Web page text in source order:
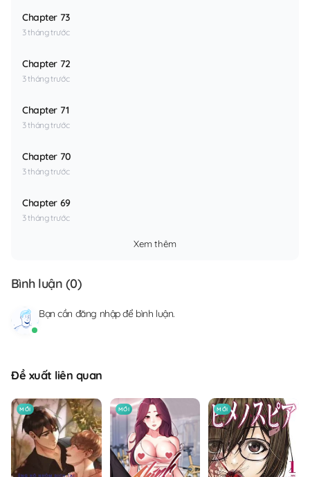
Chapter 73
3 tháng trước
Chapter 72
3 tháng trước
Chapter 71
3 tháng trước
Chapter 70
3 tháng trước
Chapter 69
3 tháng trước
Xem thêm
Bình luận (0)
Bạn cần đăng nhậpđể bình luận.
Đề xuất liên quan
MỚI MỚI MỚI